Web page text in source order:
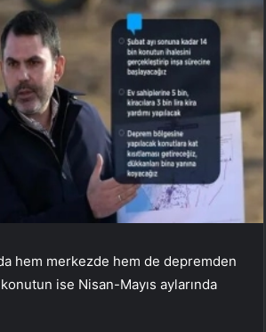
hem merkezde hem de depremden
ise Nisan-Mayıs aylarında